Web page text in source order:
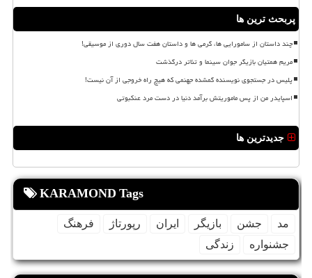
پربحث ترین ها
چند داستان از سامورایی ها، گرمی ها و داستان هفت سال دوری از موسیقی!
مریم همتیان بازیگر جوان سینما و تئاتر درگذشت
پلیس در جستجوی نویسنده گمشده جهنمی که هیچ راه خروجی از آن نیست!
اسپایدر من از پس ماموریتش برآمد دنیا در دست مرد عنکبوتی
جدیدترین ها
KARAMOND Tags
مد جشن بازیگر ایران رپورتاژ
فرهنگ
جشنواره
زندگی